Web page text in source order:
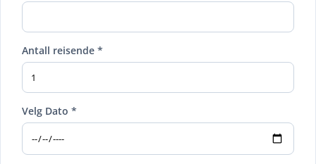
Antall reisende *
Velg Dato *